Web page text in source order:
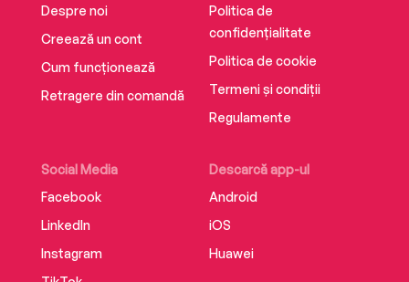
Despre noi
Creează un cont
Cum funcționează
Retragere din comandă
Social Media
Facebook
LinkedIn
Instagram
Descarcă app-ul
Android
iOS
Huawei
Politica de
confidențialitate
Politica de cookie
Termeni și condiții
Regulamente